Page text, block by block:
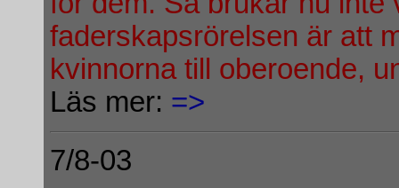
faderskapsrörelsen är att
kvinnorna till oberoende,
Läs mer: =>
7/8-03